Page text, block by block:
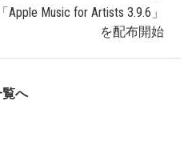
Music for Artists 3.9.6」
を配布開始
へ